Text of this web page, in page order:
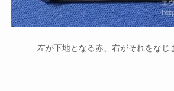
左が下地となる赤、右がそれをなじ